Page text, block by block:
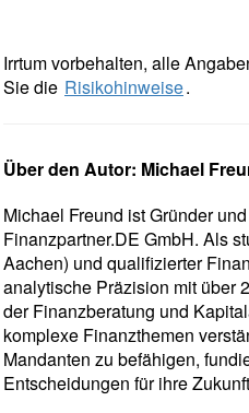
Irrtum vorbehalten, alle
Sie die Risikohinweise.
Über den Autor: Michael
Michael Freund ist Gründer
Finanzpartner.DE GmbH. Als
Aachen) und qualifizierter
analytische Präzision mit über
der Finanzberatung und
komplexe Finanzthemen
Mandanten zu befähigen,
Entscheidungen für ihre